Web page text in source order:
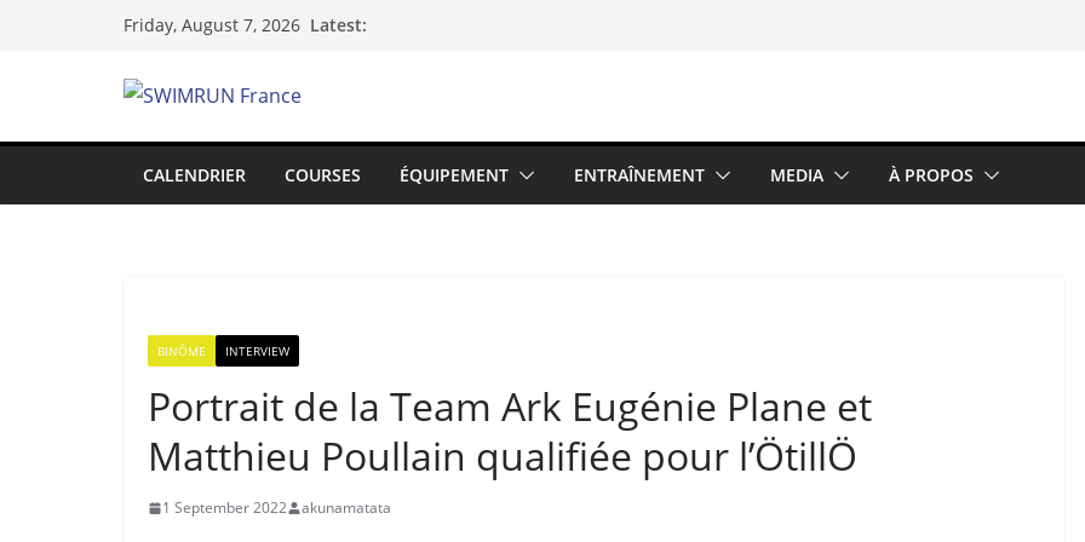
Friday, August 7, 2026 Latest:
CALENDRIER COURSES ÉQUIPEMENT ENTRAÎNEMENT MEDIA À PROPOS
BINÔME INTERVIEW
Portrait de la Team Ark Eugénie Plane et
Matthieu Poullain qualifiée pour l’ÖtillÖ
1 September 2022 akunamatata